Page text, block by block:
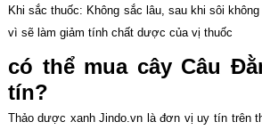
Khi sắc thuốc: Không sắc lâu, sau khi sôi
vì sẽ làm giảm tính chất dược của vị thuốc
có thể mua cây Câu
tín?
Thảo dược xanh Jindo.vn là đơn vị uy tín trên